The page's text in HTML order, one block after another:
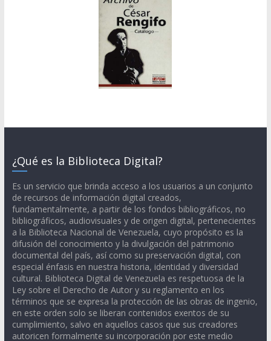
¿Qué es la Biblioteca Digital?
Es un servicio que brinda acceso a los usuarios a un conjunto
de recursos de información digital creados,
fundamentalmente, a partir de los fondos bibliográficos, no
bibliográficos, audiovisuales y de origen digital, pertenecientes
a la Biblioteca Nacional de Venezuela, cuyo propósito es la
difusión del conocimiento y la divulgación del patrimonio
documental del país, así como su preservación digital, con
especial énfasis en nuestra historia, identidad y diversidad
cultural. Biblioteca Digital de Venezuela es respetuosa de la
Ley sobre el Derecho de Autor y su reglamento en los
términos que se expresa la protección de las obras de ingenio,
en este orden solo se liberan contenidos exentos de su
cumplimiento, salvo en aquellos casos que sus creadores
autoricen formalmente su incorporación por este medio